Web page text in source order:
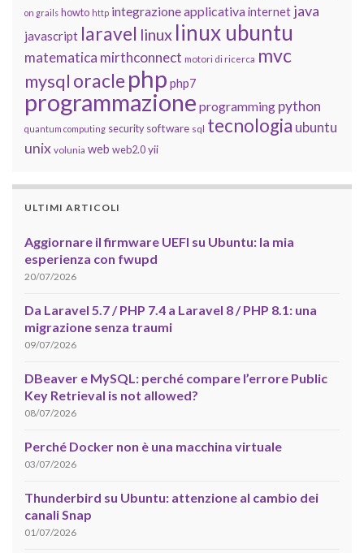
on grails howto http integrazione applicativainternet java
javascript laravel linux linux ubuntu
matematica mirthconnect motori di ricerca mvc
mysql oracle php php7
programmazione programming python
quantum computing security software sql tecnologia ubuntu
unix volunia web web2.0 yii
ULTIMI ARTICOLI
Aggiornare il firmware UEFI su Ubuntu: la mia
esperienza con fwupd
20/07/2026
Da Laravel 5.7 / PHP 7.4 a Laravel 8 / PHP 8.1: una
migrazione senza traumi
09/07/2026
DBeaver e MySQL: perché compare l’errore Public
Key Retrieval is not allowed?
08/07/2026
Perché Docker non è una macchina virtuale
03/07/2026
Thunderbird su Ubuntu: attenzione al cambio dei
canali Snap
01/07/2026